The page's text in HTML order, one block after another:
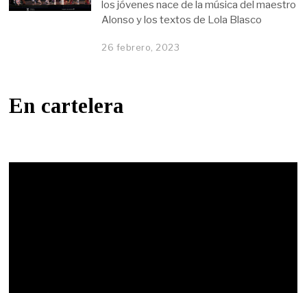
los jóvenes nace de la música del maestro
Alonso y los textos de Lola Blasco
26 febrero, 2023
En cartelera